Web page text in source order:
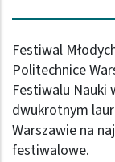
Festiwal
Politechnice
Festiwalu Nauki
dwukrotnym
Warszawie na
festiwalowe.